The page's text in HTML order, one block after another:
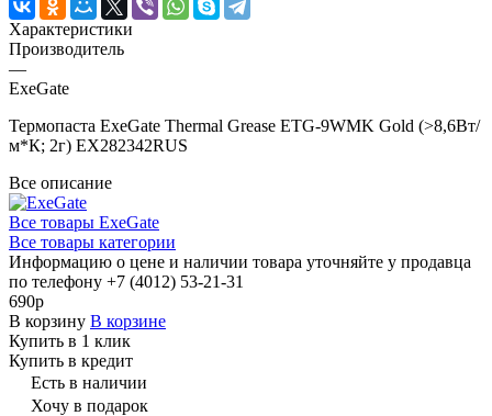
Характеристики
Производитель
—
ExeGate
Термопаста ExeGate Thermal Grease ETG-9WMK Gold (>8,6Вт/
м*К; 2г) EX282342RUS
Все описание
Все товары ExeGate
Все товары категории
Информацию о цене и наличии товара уточняйте у продавца
по телефону +7 (4012) 53-21-31
690р
В корзину В корзине
Купить в 1 клик
Купить в кредит
Есть в наличии
Хочу в подарок